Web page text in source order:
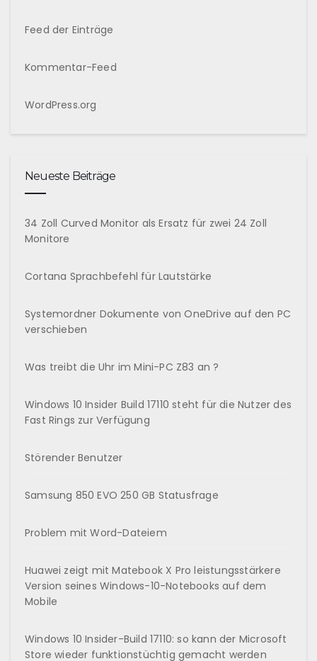
Feed der Einträge
Kommentar-Feed
WordPress.org
Neueste Beiträge
34 Zoll Curved Monitor als Ersatz für zwei 24 Zoll
Monitore
Cortana Sprachbefehl für Lautstärke
Systemordner Dokumente von OneDrive auf den PC
verschieben
Was treibt die Uhr im Mini-PC Z83 an ?
Windows 10 Insider Build 17110 steht für die Nutzer des
Fast Rings zur Verfügung
Störender Benutzer
Samsung 850 EVO 250 GB Statusfrage
Problem mit Word-Dateiem
Huawei zeigt mit Matebook X Pro leistungsstärkere
Version seines Windows-10-Notebooks auf dem
Mobile
Windows 10 Insider-Build 17110: so kann der Microsoft
Store wieder funktionstüchtig gemacht werden